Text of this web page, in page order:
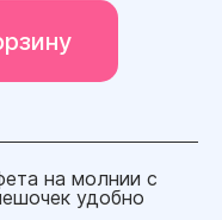
на молнии с
удобно